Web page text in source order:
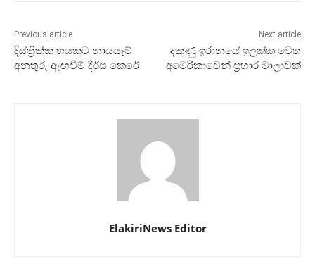
Previous article
දිස්ත්‍රික්ක හයකට නායයෑම්
අනතුරු ඇඟවීම් දීර්ඝ කෙරේ
Next article
දකුණු ඉරානයේ ඉලක්ක වෙත
අමෙරිකාවෙන් ප්‍රහාර මාලාවක්
ElakiriNews Editor